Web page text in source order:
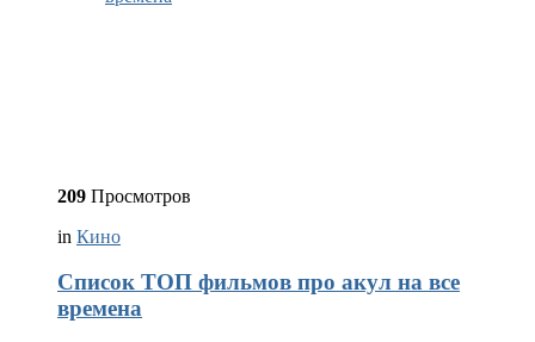
209 Просмотров
in Кино
Список ТОП фильмов про акул на все
времена